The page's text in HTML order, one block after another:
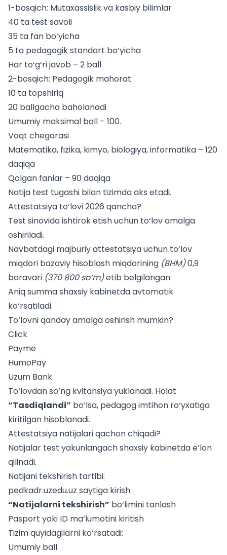
1-bosqich: Mutaxassislik va kasbiy bilimlar
40 ta test savoli
35 ta fan bo‘yicha
5 ta pedagogik standart bo‘yicha
Har to‘g‘ri javob – 2 ball
2-bosqich: Pedagogik mahorat
10 ta topshiriq
20 ballgacha baholanadi
Umumiy maksimal ball – 100.
Vaqt chegarasi
Matematika, fizika, kimyo, biologiya, informatika – 120
daqiqa
Qolgan fanlar – 90 daqiqa
Natija test tugashi bilan tizimda aks etadi.
Attestatsiya to‘lovi 2026 qancha?
Test sinovida ishtirok etish uchun to‘lov amalga
oshiriladi.
Navbatdagi majburiy attestatsiya uchun to‘lov
miqdori bazaviy hisoblash miqdorining (BHM)0,9
baravari (370 800 so‘m)etib belgilangan.
Aniq summa shaxsiy kabinetda avtomatik
ko‘rsatiladi.
To‘lovni qanday amalga oshirish mumkin?
Click
Payme
HumoPay
Uzum Bank
To‘lovdan so‘ng kvitansiya yuklanadi. Holat
“Tasdiqlandi” bo‘lsa, pedagog imtihon ro‘yxatiga
kiritilgan hisoblanadi.
Attestatsiya natijalari qachon chiqadi?
Natijalar test yakunlangach shaxsiy kabinetda e’lon
qilinadi.
Natijani tekshirish tartibi:
pedkadr.uzedu.uz saytiga kirish
“Natijalarni tekshirish” bo‘limini tanlash
Pasport yoki ID ma’lumotini kiritish
Tizim quyidagilarni ko‘rsatadi:
Umumiy ball